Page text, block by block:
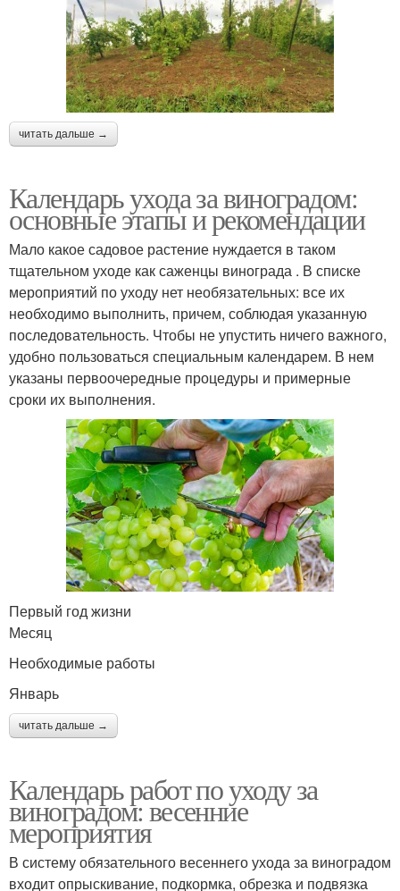
читать дальше →
Календарь ухода за виноградом:
основные этапы и рекомендации
Мало какое садовое растение нуждается в таком
тщательном уходе как саженцы винограда . В списке
мероприятий по уходу нет необязательных: все их
необходимо выполнить, причем, соблюдая указанную
последовательность. Чтобы не упустить ничего важного,
удобно пользоваться специальным календарем. В нем
указаны первоочередные процедуры и примерные
сроки их выполнения.
Первый год жизни
Месяц
Необходимые работы
Январь
читать дальше →
Календарь работ по уходу за
виноградом: весенние
мероприятия
В систему обязательного весеннего ухода за виноградом
входит опрыскивание, подкормка, обрезка и подвязка